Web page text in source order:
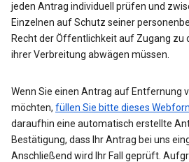
jeden Antrag individuell prüfen und
Einzelnen auf Schutz seiner
Recht der Öffentlichkeit auf Zugang zu
ihrer Verbreitung abwägen müssen.
Wenn Sie einen Antrag auf Entfernung
möchten, füllen Sie bitte dieses
daraufhin eine automatisch erstellte
Bestätigung, dass Ihr Antrag bei uns
Anschließend wird Ihr Fall geprüft.